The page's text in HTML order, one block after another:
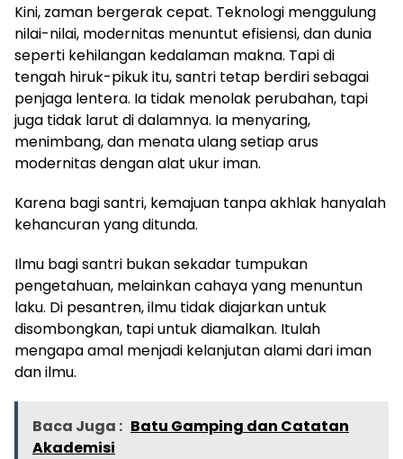
Kini, zaman bergerak cepat. Teknologi menggulung
nilai-nilai, modernitas menuntut efisiensi, dan dunia
seperti kehilangan kedalaman makna. Tapi di
tengah hiruk-pikuk itu, santri tetap berdiri sebagai
penjaga lentera. Ia tidak menolak perubahan, tapi
juga tidak larut di dalamnya. Ia menyaring,
menimbang, dan menata ulang setiap arus
modernitas dengan alat ukur iman.
Karena bagi santri, kemajuan tanpa akhlak hanyalah
kehancuran yang ditunda.
Ilmu bagi santri bukan sekadar tumpukan
pengetahuan, melainkan cahaya yang menuntun
laku. Di pesantren, ilmu tidak diajarkan untuk
disombongkan, tapi untuk diamalkan. Itulah
mengapa amal menjadi kelanjutan alami dari iman
dan ilmu.
Baca Juga : Batu Gamping dan Catatan
Akademisi